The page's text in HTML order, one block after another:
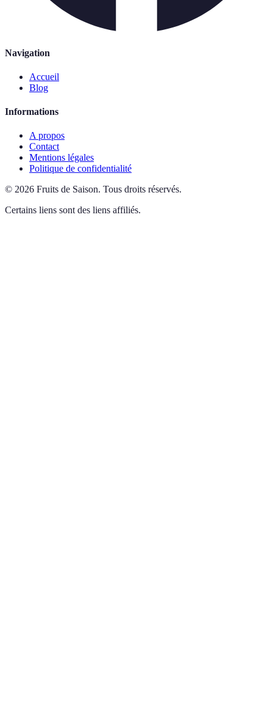
Navigation
Accueil
Blog
Informations
A propos
Contact
Mentions légales
Politique de confidentialité
© 2026 Fruits de Saison. Tous droits réservés.
Certains liens sont des liens affiliés.